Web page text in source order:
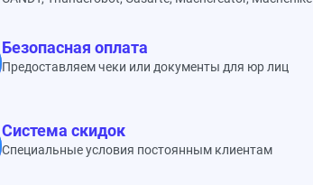
Безопасная оплата
Предоставляем чеки или документы для юр лиц
Система скидок
Специальные условия постоянным клиентам